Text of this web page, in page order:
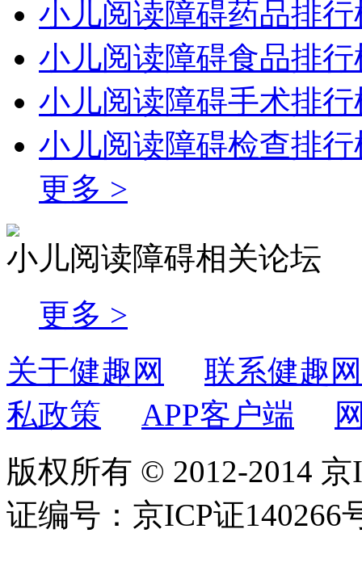
小儿阅读障碍药品排行
小儿阅读障碍食品排行
小儿阅读障碍手术排行
小儿阅读障碍检查排行
更多 >
小儿阅读障碍相关论坛
更多 >
关于健趣网
联系健趣网
私政策
APP客户端
版权所有 © 2012-2014
证编号：京ICP证140266